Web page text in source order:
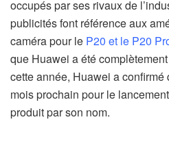
occupés par ses rivaux de
publicités font référence aux
caméra pour le P20 et le P20
que Huawei a été
cette année, Huawei a
mois prochain pour le
produit par son nom.